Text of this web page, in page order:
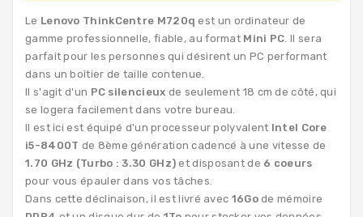
Le Lenovo ThinkCentre M720q est un ordinateur de
gamme professionnelle, fiable, au format Mini PC . Il sera
parfait pour les personnes qui désirent un PC performant
dans un boîtier de taille contenue.
Il s'agit d'un PC silencieux de seulement 18 cm de côté, qui
se logera facilement dans votre bureau.
Il est ici est équipé d'un processeur polyvalent Intel Core
i5-8400T de 8ème génération cadencé à une vitesse de
1.70 GHz (Turbo : 3.30 GHz) et disposant de 6 coeurs
pour vous épauler dans vos tâches.
Dans cette déclinaison, il est livré avec 16Gode mémoire